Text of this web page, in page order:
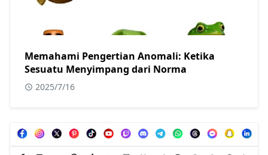
Memahami Pengertian Anomali: Ketika
Sesuatu Menyimpang dari Norma
2025/7/16